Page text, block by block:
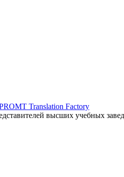
Translation Factory
высших учебных